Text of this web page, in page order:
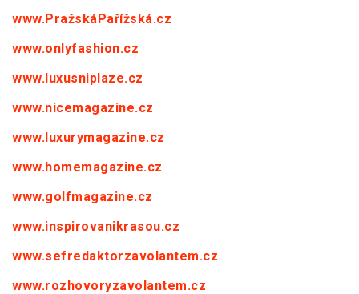
www.PražskáPařížská.cz
www.onlyfashion.cz
www.luxusniplaze.cz
www.nicemagazine.cz
www.luxurymagazine.cz
www.homemagazine.cz
www.golfmagazine.cz
www.inspirovanikrasou.cz
www.sefredaktorzavolantem.cz
www.rozhovoryzavolantem.cz